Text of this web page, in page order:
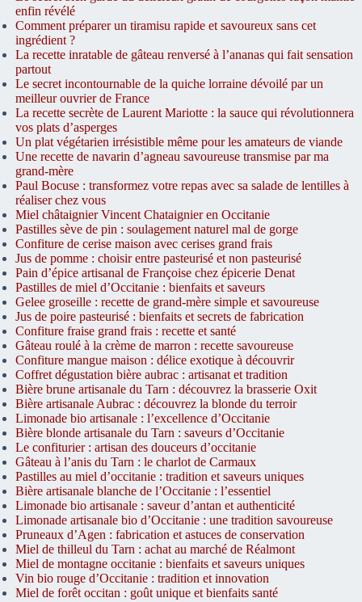
enfin révélé
Comment préparer un tiramisu rapide et savoureux sans cet
ingrédient ?
La recette inratable de gâteau renversé à l’ananas qui fait sensation
partout
Le secret incontournable de la quiche lorraine dévoilé par un
meilleur ouvrier de France
La recette secrète de Laurent Mariotte : la sauce qui révolutionnera
vos plats d’asperges
Un plat végétarien irrésistible même pour les amateurs de viande
Une recette de navarin d’agneau savoureuse transmise par ma
grand-mère
Paul Bocuse : transformez votre repas avec sa salade de lentilles à
réaliser chez vous
Miel châtaignier Vincent Chataignier en Occitanie
Pastilles sève de pin : soulagement naturel mal de gorge
Confiture de cerise maison avec cerises grand frais
Jus de pomme : choisir entre pasteurisé et non pasteurisé
Pain d’épice artisanal de Françoise chez épicerie Denat
Pastilles de miel d’Occitanie : bienfaits et saveurs
Gelee groseille : recette de grand-mère simple et savoureuse
Jus de poire pasteurisé : bienfaits et secrets de fabrication
Confiture fraise grand frais : recette et santé
Gâteau roulé à la crème de marron : recette savoureuse
Confiture mangue maison : délice exotique à découvrir
Coffret dégustation bière aubrac : artisanat et tradition
Bière brune artisanale du Tarn : découvrez la brasserie Oxit
Bière artisanale Aubrac : découvrez la blonde du terroir
Limonade bio artisanale : l’excellence d’Occitanie
Bière blonde artisanale du Tarn : saveurs d’Occitanie
Le confiturier : artisan des douceurs d’occitanie
Gâteau à l’anis du Tarn : le charlot de Carmaux
Pastilles au miel d’occitanie : tradition et saveurs uniques
Bière artisanale blanche de l’Occitanie : l’essentiel
Limonade bio artisanale : saveur d’antan et authenticité
Limonade artisanale bio d’Occitanie : une tradition savoureuse
Pruneaux d’Agen : fabrication et astuces de conservation
Miel de thilleul du Tarn : achat au marché de Réalmont
Miel de montagne occitanie : bienfaits et saveurs uniques
Vin bio rouge d’Occitanie : tradition et innovation
Miel de forêt occitan : goût unique et bienfaits santé